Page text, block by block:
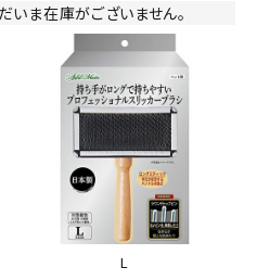
いま在庫がございません。
L